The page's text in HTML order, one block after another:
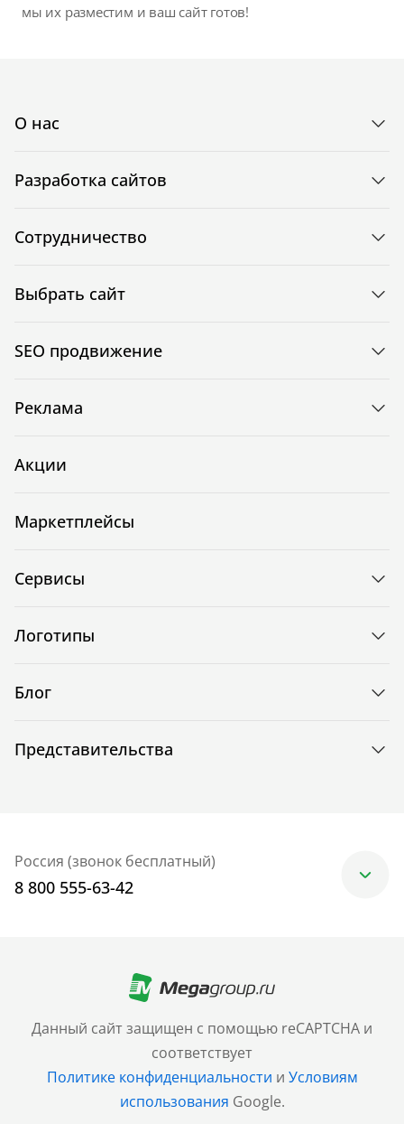
мы их разместим и ваш сайт готов!
Данный сайт защищен с помощью reCAPTCHA и
соответствует
Политике конфиденциальности и Условиям
использования Google.
О нас
Разработка сайтов
Сотрудничество
Выбрать сайт
SEO продвижение
Реклама
Акции
Маркетплейсы
Сервисы
Логотипы
Блог
Представительства
Россия (звонок бесплатный)
8 800 555-63-42
+7 (499) 705-30-10
Санкт-Петербург
+7 (812) 600-77-33
Барнаул
+7 (961) 999-93-93